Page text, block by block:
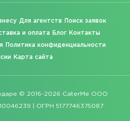
Для агентств Поиск заявок
и оплата Блог Контакты
Политика конфиденциальности
Карта сайта
© 2016-2026 CaterMe ООО
| ОГРН 5177746375087